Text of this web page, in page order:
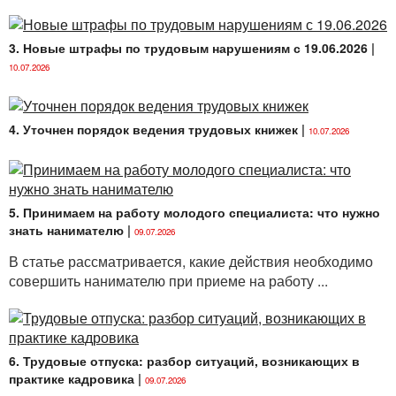
данных последствий работника необходимо уволить
поп. 2ч. 2 ст. 35 ТК в последний день срока
действия контракта.
3. Новые штрафы по трудовым нарушениям с 19.06.2026 |
10.07.2026
4. Уточнен порядок ведения трудовых книжек | 10.07.2026
5. Принимаем на работу молодого специалиста: что нужно
знать нанимателю | 09.07.2026
В статье рассматривается, какие действия необходимо
совершить нанимателю при приеме на работу ...
6. Трудовые отпуска: разбор ситуаций, возникающих в
практике кадровика | 09.07.2026